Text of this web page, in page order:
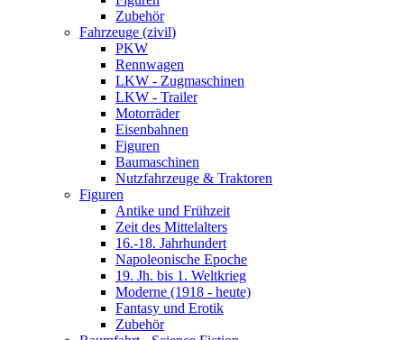
Zubehör
Fahrzeuge (zivil)
PKW
Rennwagen
LKW - Zugmaschinen
LKW - Trailer
Motorräder
Eisenbahnen
Figuren
Baumaschinen
Nutzfahrzeuge & Traktoren
Figuren
Antike und Frühzeit
Zeit des Mittelalters
16.-18. Jahrhundert
Napoleonische Epoche
19. Jh. bis 1. Weltkrieg
Moderne (1918 - heute)
Fantasy und Erotik
Zubehör